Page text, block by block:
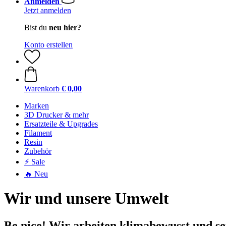
Jetzt anmelden
Bist du neu hier?
Konto erstellen
Warenkorb € 0,00
Marken
3D Drucker & mehr
Ersatzteile & Upgrades
Filament
Resin
Zubehör
⚡ Sale
🔥 Neu
Wir und unsere Umwelt